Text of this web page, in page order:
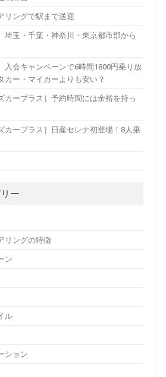
リングで駅まで送迎
埼玉・千葉・神奈川・東京都市部から
入会キャンペーンで6時間1800円乗り放
カー・マイカーよりも安い？
カープラス］予約時間には余裕を持っ
カープラス］日産セレナ初登場！8人乗
ー
リングの特徴
ン
ル
ション